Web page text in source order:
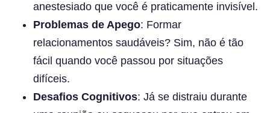
anestesiado que você é praticamente invisível.
Problemas de Apego: Formar
relacionamentos saudáveis? Sim, não é tão
fácil quando você passou por situações
difíceis.
Desafios Cognitivos: Já se distraiu durante